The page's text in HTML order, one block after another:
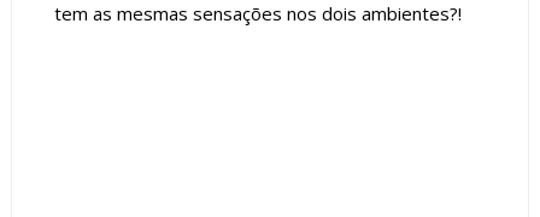
tem as mesmas sensações nos dois ambientes?!